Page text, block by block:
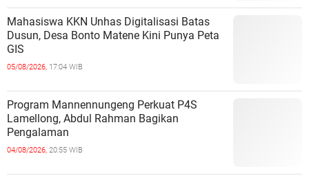
Mahasiswa KKN Unhas Digitalisasi Batas
Dusun, Desa Bonto Matene Kini Punya Peta
GIS
05/08/2026, 17:04 WIB
Program Mannennungeng Perkuat P4S
Lamellong, Abdul Rahman Bagikan
Pengalaman
04/08/2026, 20:55 WIB